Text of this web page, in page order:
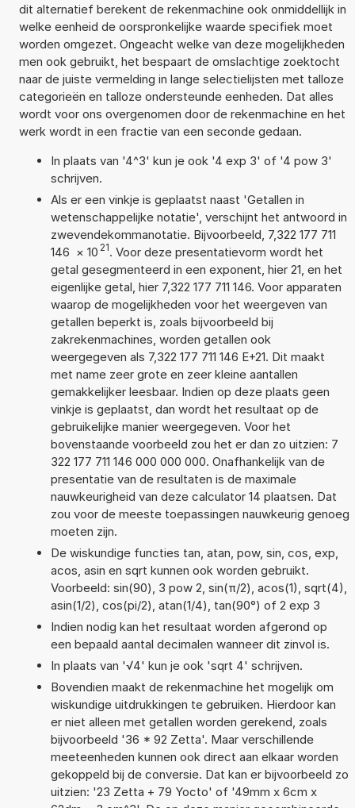
dit alternatief berekent de rekenmachine ook onmiddellijk in
welke eenheid de oorspronkelijke waarde specifiek moet
worden omgezet. Ongeacht welke van deze mogelijkheden
men ook gebruikt, het bespaart de omslachtige zoektocht
naar de juiste vermelding in lange selectielijsten met talloze
categorieën en talloze ondersteunde eenheden. Dat alles
wordt voor ons overgenomen door de rekenmachine en het
werk wordt in een fractie van een seconde gedaan.
In plaats van '4^3' kun je ook '4 exp 3' of '4 pow 3'
schrijven.
Als er een vinkje is geplaatst naast 'Getallen in
wetenschappelijke notatie', verschijnt het antwoord in
zwevendekommanotatie. Bijvoorbeeld, 7,322 177 711
146 × 10 21. Voor deze presentatievorm wordt het
getal gesegmenteerd in een exponent, hier 21, en het
eigenlijke getal, hier 7,322 177 711 146. Voor apparaten
waarop de mogelijkheden voor het weergeven van
getallen beperkt is, zoals bijvoorbeeld bij
zakrekenmachines, worden getallen ook
weergegeven als 7,322 177 711 146 E+21. Dit maakt
met name zeer grote en zeer kleine aantallen
gemakkelijker leesbaar. Indien op deze plaats geen
vinkje is geplaatst, dan wordt het resultaat op de
gebruikelijke manier weergegeven. Voor het
bovenstaande voorbeeld zou het er dan zo uitzien: 7
322 177 711 146 000 000 000. Onafhankelijk van de
presentatie van de resultaten is de maximale
nauwkeurigheid van deze calculator 14 plaatsen. Dat
zou voor de meeste toepassingen nauwkeurig genoeg
moeten zijn.
De wiskundige functies tan, atan, pow, sin, cos, exp,
acos, asin en sqrt kunnen ook worden gebruikt.
Voorbeeld: sin(90), 3 pow 2, sin(π/2), acos(1), sqrt(4),
asin(1/2), cos(pi/2), atan(1/4), tan(90°) of 2 exp 3
Indien nodig kan het resultaat worden afgerond op
een bepaald aantal decimalen wanneer dit zinvol is.
In plaats van '√4' kun je ook 'sqrt 4' schrijven.
Bovendien maakt de rekenmachine het mogelijk om
wiskundige uitdrukkingen te gebruiken. Hierdoor kan
er niet alleen met getallen worden gerekend, zoals
bijvoorbeeld '36 * 92 Zetta'. Maar verschillende
meeteenheden kunnen ook direct aan elkaar worden
gekoppeld bij de conversie. Dat kan er bijvoorbeeld zo
uitzien: '23 Zetta + 79 Yocto' of '49mm x 6cm x